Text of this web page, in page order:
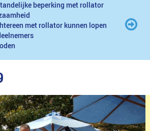
beperking met rollator
met rollator kunnen lopen